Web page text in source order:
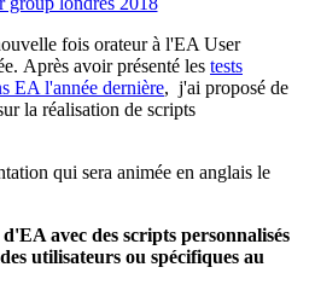
fois orateur à l'EA User
Après avoir présenté les tests
EA l'année dernière, j'ai proposé de
la réalisation de scripts
qui sera animée en anglais le
avec des scripts personnalisés
utilisateurs ou spécifiques au